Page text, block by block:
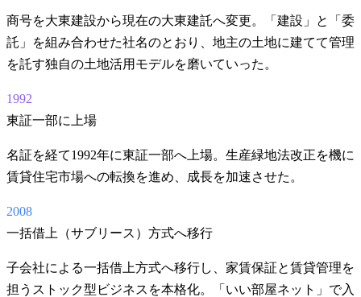
商号を大東建設から現在の大東建託へ変更。「建設」と「委
託」を組み合わせた社名のとおり、地主の土地に建てて管理
を託す独自の土地活用モデルを磨いていった。
1992
東証一部に上場
名証を経て1992年に東証一部へ上場。生産緑地法改正を機に
賃貸住宅市場への転換を進め、成長を加速させた。
2008
一括借上（サブリース）方式へ移行
子会社による一括借上方式へ移行し、家賃保証と賃貸管理を
担うストック型ビジネスを本格化。「いい部屋ネット」で入